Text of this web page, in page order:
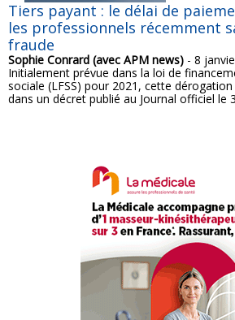
Tiers payant : le délai de
les professionnels récemment
fraude
Sophie Conrard (avec APM news) - 8
Initialement prévue dans la loi de
sociale (LFSS) pour 2021, cette
dans un décret publié au Journal officiel le